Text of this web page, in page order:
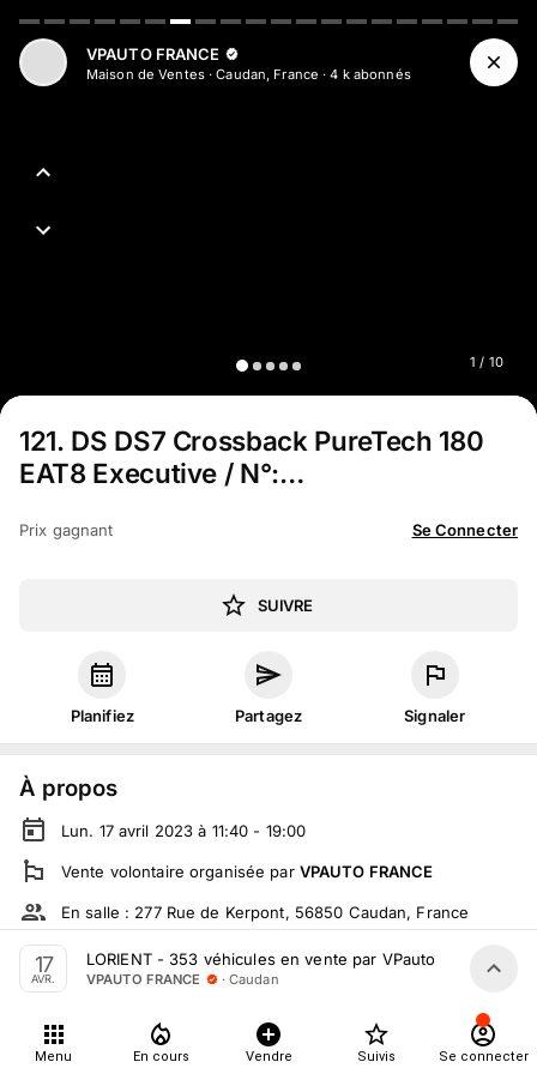
1 / 10
VPAUTO FRANCE
Maison de Ventes·Caudan, France ·4 kabonnés
121. DS DS7 Crossback PureTech 180
EAT8 Executive / N°:…
Prix gagnant Se Connecter
SUIVRE
Planifiez Partagez Signaler
À propos
Lun. 17 avril 2023 à 11:40 - 19:00
Vente volontaire organisée par VPAUTO FRANCE
En salle : 277 Rue de Kerpont, 56850 Caudan, France
En livesurvpauto.fr
Tout le monde peut participer
17
AVR.
LORIENT - 353 véhicules en vente par VPauto le 17 avril
VPAUTO FRANCE · Caudan
Menu En cours Vendre Suivis Se connecter